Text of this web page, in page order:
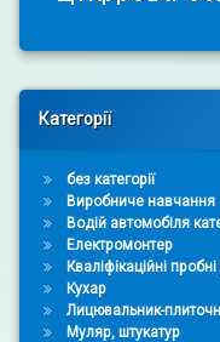
Right Sidebar
Категорії
без категорії
Виробниче навчання
Водій автомобіля
Електромонтер
Кваліфікаційні
Кухар
Лицювальник-
Муляр, штукатур